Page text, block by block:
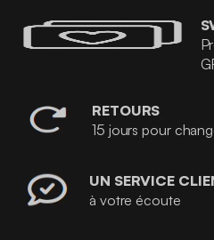
RETOURS
15 jours pour
UN SERVICE
à votre écoute